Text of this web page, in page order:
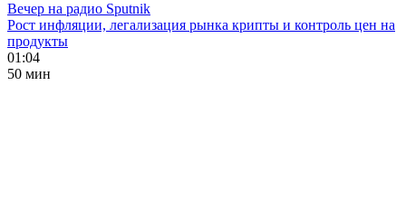
Вечер на радио Sputnik
Рост инфляции, легализация рынка крипты и контроль цен на
продукты
01:04
50 мин